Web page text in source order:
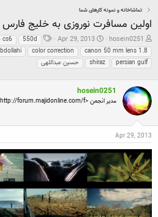
تماشاخانه و نمونه کارهای شما
اولین مسافرت نوروزی به خلیج
ش
ر
و
ع
ن
ن
د
ه
و
ض
و
ع
hosein0251
ت
ا
ر
ی
ر
و
Apr 29, 2013
ب
ر
چ
س
550d
cs6
canon 50 mm lens 1.8
color correction
persian gulf
shiraz حسین عبداللهی
hosein0251
مدیر انجمن <A href="http://forum.majidonline.com/f
Apr 29, 2013